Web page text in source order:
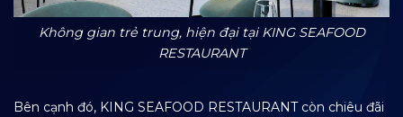
Không gian trẻ trung, hiện đại tại KING SEAFOOD
RESTAURANT
Bên cạnh đó, KING SEAFOOD RESTAURANT còn chiêu đãi